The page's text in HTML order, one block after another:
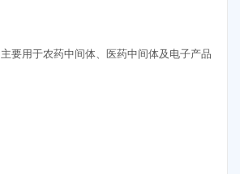
要用于农药中间体、医药中间体及电子产品